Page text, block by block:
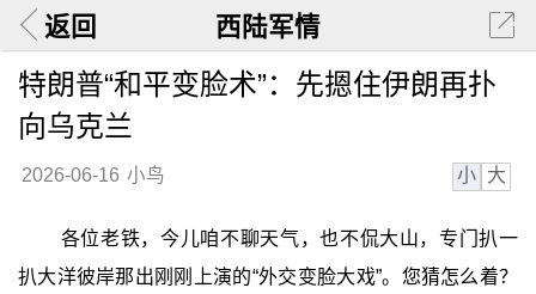
返回 西陆军情
特朗普“和平变脸术”：先摁住伊朗再扑
向乌克兰
2026-06-16 小鸟 小 大
各位老铁，今儿咱不聊天气，也不侃大山，专门扒一
扒大洋彼岸那出刚刚上演的“外交变脸大戏”。您猜怎么着？